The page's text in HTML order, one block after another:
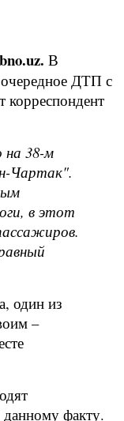
В
ДТП с
корреспондент
на 38-м
Чартак".
в этот
один из
–
данному факту.